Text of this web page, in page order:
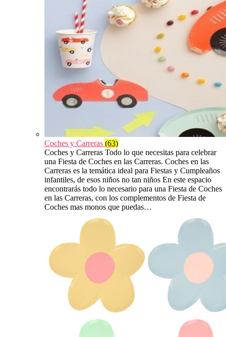
Coches y Carreras (63)
Coches y Carreras Todo lo que necesitas para celebrar
una Fiesta de Coches en las Carreras. Coches en las
Carreras es la temática ideal para Fiestas y Cumpleaños
infantiles, de esos niños no tan niños En este espacio
encontrarás todo lo necesario para una Fiesta de Coches
en las Carreras, con los complementos de Fiesta de
Coches mas monos que puedas…